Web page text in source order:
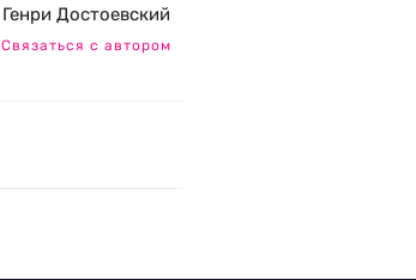
Генри Достоевский
Связаться с автором